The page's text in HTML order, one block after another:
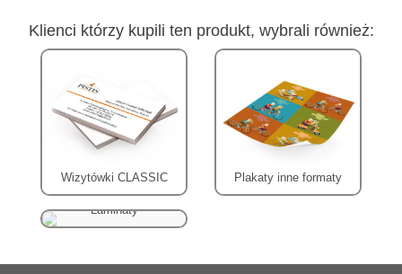
Klienci którzy kupili ten produkt, wybrali również:
Wizytówki CLASSIC Plakaty inne formaty
Laminaty